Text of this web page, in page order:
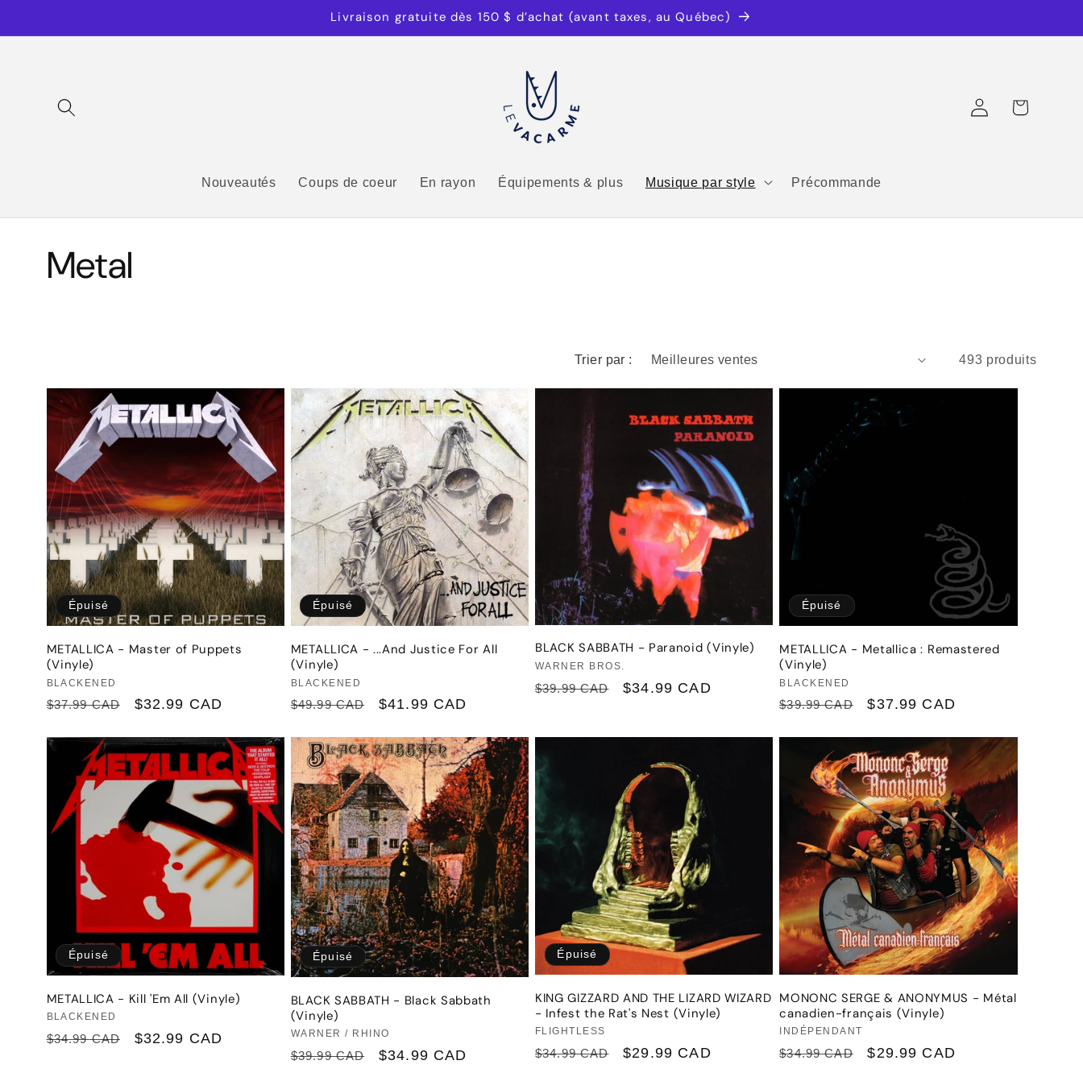
au
Livraison gratuite dès 150 $ d’achat (avant taxes, au Québec)
Nouveautés Coups de coeur En rayon Équipements & plus Musique par style Précommande
ConnexionPanier
C
l
e
c
t
i
o
n
:
Metal
Trier par : 493 produits
Épuisé
METALLICA - Master of Puppets
(Vinyle)
Fournisseur :
BLACKENED
Prix
$37.99 CAD
Prix
$32.99 CAD
Épuisé
METALLICA - ...And Justice For All
(Vinyle)
Fournisseur :
BLACKENED
Prix
$49.99 CAD
Prix
$41.99 CAD
BLACK SABBATH - Paranoid (Vinyle)
Fournisseur :
WARNER BROS.
Prix
$39.99 CAD
Prix
$34.99 CAD
Épuisé
METALLICA - Metallica : Remastered
(Vinyle)
Fournisseur :
BLACKENED
Prix
$39.99 CAD
Prix
$37.99 CAD
Épuisé
METALLICA - Kill 'Em All (Vinyle)
Fournisseur :
BLACKENED
Prix
$34.99 CAD
Prix
$32.99 CAD
Épuisé
BLACK SABBATH - Black Sabbath
(Vinyle)
Fournisseur :
WARNER / RHINO
Prix
$39.99 CAD
Prix
$34.99 CAD
Épuisé
KING GIZZARD AND THE LIZARD WIZARD
- Infest the Rat's Nest (Vinyle)
Fournisseur :
FLIGHTLESS
Prix
$34.99 CAD
Prix
$29.99 CAD
MONONC SERGE & ANONYMUS - Métal
canadien-français (Vinyle)
Fournisseur :
INDÉPENDANT
Prix
$34.99 CAD
Prix
$29.99 CAD